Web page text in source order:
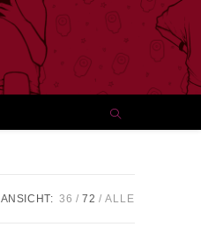
ANSICHT: 36 72 ALLE